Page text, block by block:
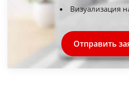
Визуализация
Отправить